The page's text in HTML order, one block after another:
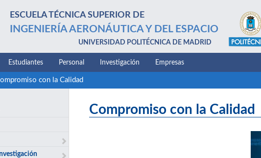
ESCUELA TÉCNICA SUPERIOR DE
INGENIERÍA AERONÁUTICA Y DEL ESPACIO
UNIVERSIDAD POLITÉCNICA DE MADRID
Estudiantes Personal Investigación Empresas
con la Calidad
Compromiso con la Calidad